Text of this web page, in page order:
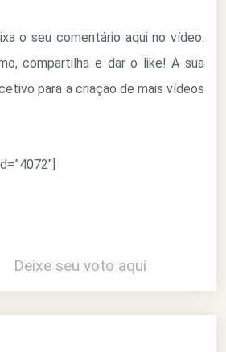
o seu comentário aqui no vídeo.
compartilha e dar o like! A sua
para a criação de mais vídeos
Deixe seu voto aqui